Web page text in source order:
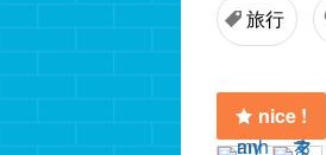
旅行
nice !